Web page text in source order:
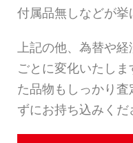
付属品無しなどが挙
上記の他、為替や
ごとに変化いたし
た品物もしっかり
ずにお持ち込みくだ